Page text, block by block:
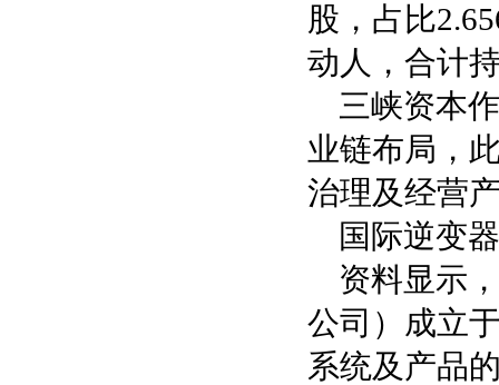
股，占比
动人，合计
三峡资本
业链布局，
治理及经营
国际逆变
资料显示
公司）成立
系统及产品